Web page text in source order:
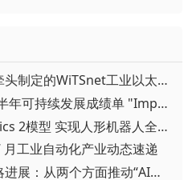
▪ 性能提升5至10倍 我国牵头制定的WiTSnet工业以太网国际标准正式发布
▪ 施耐德电气发布2026上半年可持续发展成绩单 "Impact 2030"路线图开局稳健
▪ 谷歌发布Gemini Robotics 2模型 实现人形机器人全身智能控制突破
工业自动化产业动态速递
▪ 汇川技术首次披露AI战略进展：从两个方面推动“AI业务化”落地